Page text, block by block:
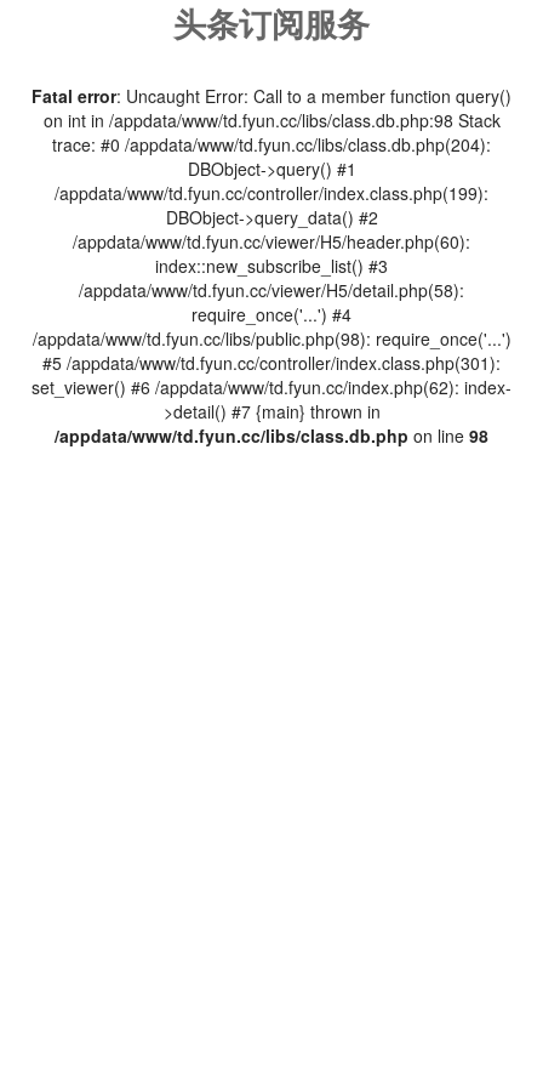
头条订阅服务
Fatal error: Uncaught Error: Call to a member function query()
on int in /appdata/www/td.fyun.cc/libs/class.db.php:98 Stack
trace: #0 /appdata/www/td.fyun.cc/libs/class.db.php(204):
DBObject->query() #1
/appdata/www/td.fyun.cc/controller/index.class.php(199):
DBObject->query_data() #2
/appdata/www/td.fyun.cc/viewer/H5/header.php(60):
index::new_subscribe_list() #3
/appdata/www/td.fyun.cc/viewer/H5/detail.php(58):
require_once('...') #4
/appdata/www/td.fyun.cc/libs/public.php(98): require_once('...')
#5 /appdata/www/td.fyun.cc/controller/index.class.php(301):
set_viewer() #6 /appdata/www/td.fyun.cc/index.php(62): index-
>detail() #7 {main} thrown in
/appdata/www/td.fyun.cc/libs/class.db.php on line 98